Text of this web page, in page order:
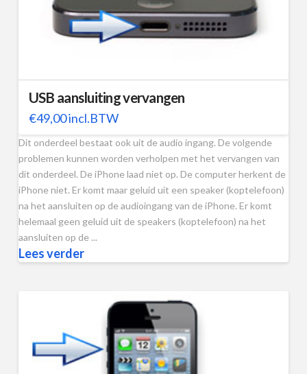
USB aansluiting vervangen
€49,00incl.BTW
Dit onderdeel bestaat ook uit de audio ingang. De volgende
problemen kunnen worden verholpen met het vervangen van
dit onderdeel. De iPhone laad niet op. De computer herkent de
iPhone niet. Er komt maar geluid uit een speaker (koptelefoon)
na het aansluiten op de audioingang van de iPhone. Er komt
helemaal geen geluid uit de speakers (koptelefoon) na het
aansluiten op de ...
Lees verder